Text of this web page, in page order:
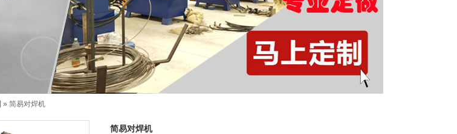
» 简易对焊机
简易对焊机